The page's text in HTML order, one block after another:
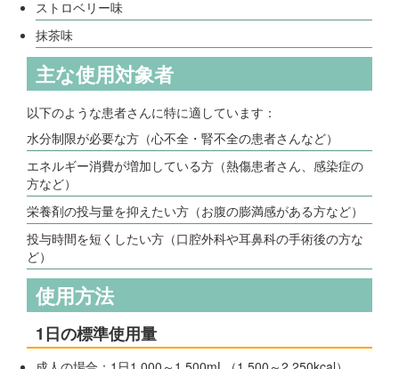
ストロベリー味
抹茶味
主な使用対象者
以下のような患者さんに特に適しています：
水分制限が必要な方（心不全・腎不全の患者さんなど）
エネルギー消費が増加している方（熱傷患者さん、感染症の
方など）
栄養剤の投与量を抑えたい方（お腹の膨満感がある方など）
投与時間を短くしたい方（口腔外科や耳鼻科の手術後の方な
ど）
使用方法
1日の標準使用量